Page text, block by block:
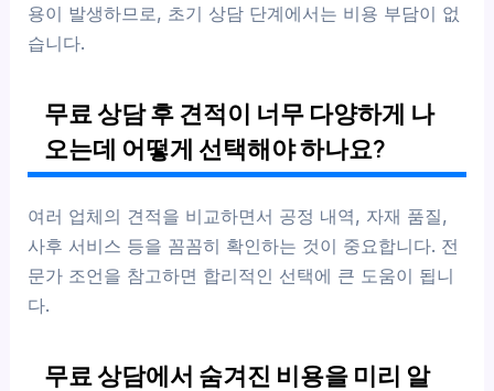
용이 발생하므로, 초기 상담 단계에서는 비용 부담이 없
습니다.
무료 상담 후 견적이 너무 다양하게 나
오는데 어떻게 선택해야 하나요?
여러 업체의 견적을 비교하면서 공정 내역, 자재 품질,
사후 서비스 등을 꼼꼼히 확인하는 것이 중요합니다. 전
문가 조언을 참고하면 합리적인 선택에 큰 도움이 됩니
다.
무료 상담에서 숨겨진 비용을 미리 알